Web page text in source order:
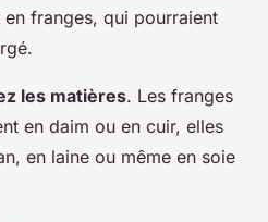
franges, qui pourraient
les matières. Les franges
en daim ou en cuir, elles
en laine ou même en soie